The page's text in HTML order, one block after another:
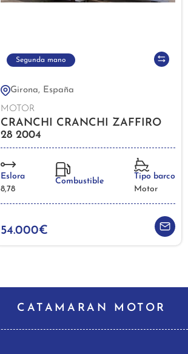
Segunda mano
Girona, España
MOTOR
CRANCHI CRANCHI ZAFFIRO
28 2004
Eslora
8,78
Combustible
Tipo barco
Motor
54.000€
CATAMARAN MOTOR